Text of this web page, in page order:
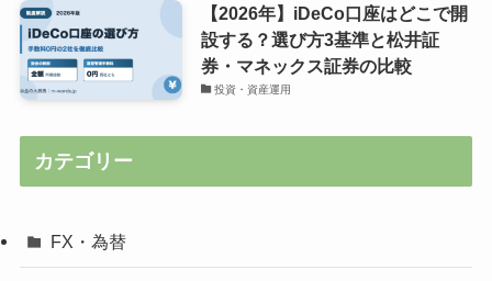
【2026年】iDeCo口座はどこで開
設する？選び方3基準と松井証
券・マネックス証券の比較
投資・資産運用
カテゴリー
FX・為替